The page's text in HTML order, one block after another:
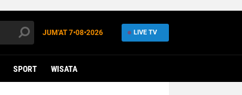
JUM'AT7•08•2026 LIVE TV
SPORT WISATA